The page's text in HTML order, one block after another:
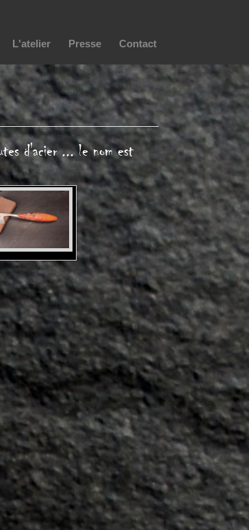
L'atelier Presse Contact
d'acier ... le nom est